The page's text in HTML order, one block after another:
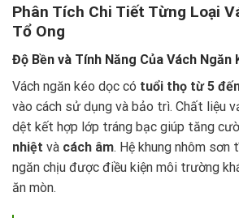
Phân Tích Chi Tiết Từng Loại
Tổ Ong
Độ Bền và Tính Năng Của Vách Ngăn
Vách ngăn kéo dọc có tuổi thọ từ 5
vào cách sử dụng và bảo trì. Chất liệu
dệt kết hợp lớp tráng bạc giúp tăng
nhiệt và cách âm. Hệ khung nhôm sơn
ngăn chịu được điều kiện môi trường
ăn mòn.